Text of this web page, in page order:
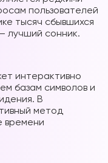
пользователей
тысяч сбывшихся
лучший сонник.
интерактивно
базам символов и
В
метод
времени